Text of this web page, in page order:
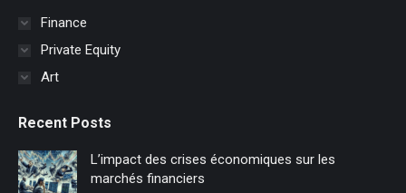
nouvelle
fenêtre
Finance
Private Equity
Art
Recent Posts
L’impact des crises économiques sur les
marchés financiers